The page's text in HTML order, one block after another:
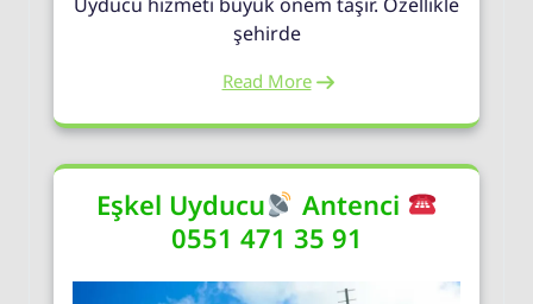
şehirde
Read More
Eşkel Uyducu
Antenci
0551 471 35 91